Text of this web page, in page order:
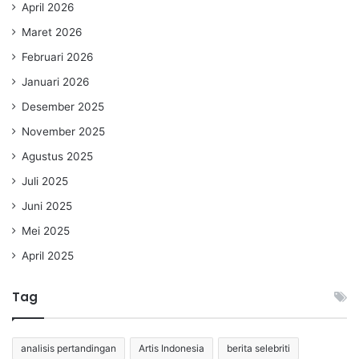
April 2026
Maret 2026
Februari 2026
Januari 2026
Desember 2025
November 2025
Agustus 2025
Juli 2025
Juni 2025
Mei 2025
April 2025
Tag
analisis pertandingan Artis Indonesia berita selebriti